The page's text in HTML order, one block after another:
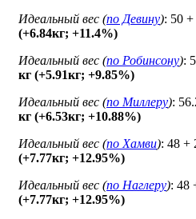
Идеальный вес (по Девину): 50
(+6.84кг; +11.4%)
Идеальный вес (по Робинсону):
кг (+5.91кг; +9.85%)
Идеальный вес (по Миллеру):
кг (+6.53кг; +10.88%)
Идеальный вес (по Хамви): 48 +
(+7.77кг; +12.95%)
Идеальный вес (по Наглеру): 48
(+7.77кг; +12.95%)